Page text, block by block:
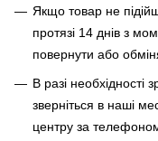
Якщо товар не
протязі 14 днів з
повернути або
В разі необхідності
зверніться в наші
центру за